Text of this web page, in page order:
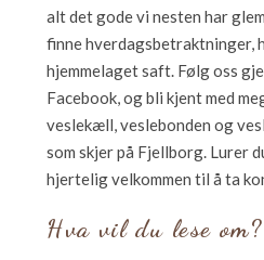
alt det gode vi nesten har
finne hverdagsbetraktninger,
hjemmelaget saft. Følg oss
Facebook, og bli kjent med
veslekæll, veslebonden og
som skjer på Fjellborg. Lurer
hjertelig velkommen til å ta
Hva vil du lese om?